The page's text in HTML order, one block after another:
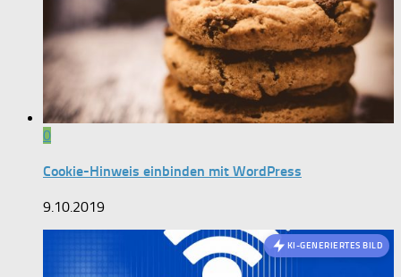
0
Cookie-Hinweis einbinden mit WordPress
9.10.2019
KI-GENERIERTES BILD